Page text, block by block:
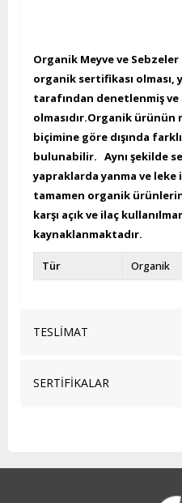
Organik Meyve ve
organik sertifikası
tarafından denetlenmiş
olmasıdır.Organik
biçimine göre dışında
bulunabilir. Aynı şekilde
yapraklarda yanma ve
tamamen organik
karşı açık ve ilaç
kaynaklanmaktadır.
Tür Organik
TESLİMAT
SERTİFİKALAR